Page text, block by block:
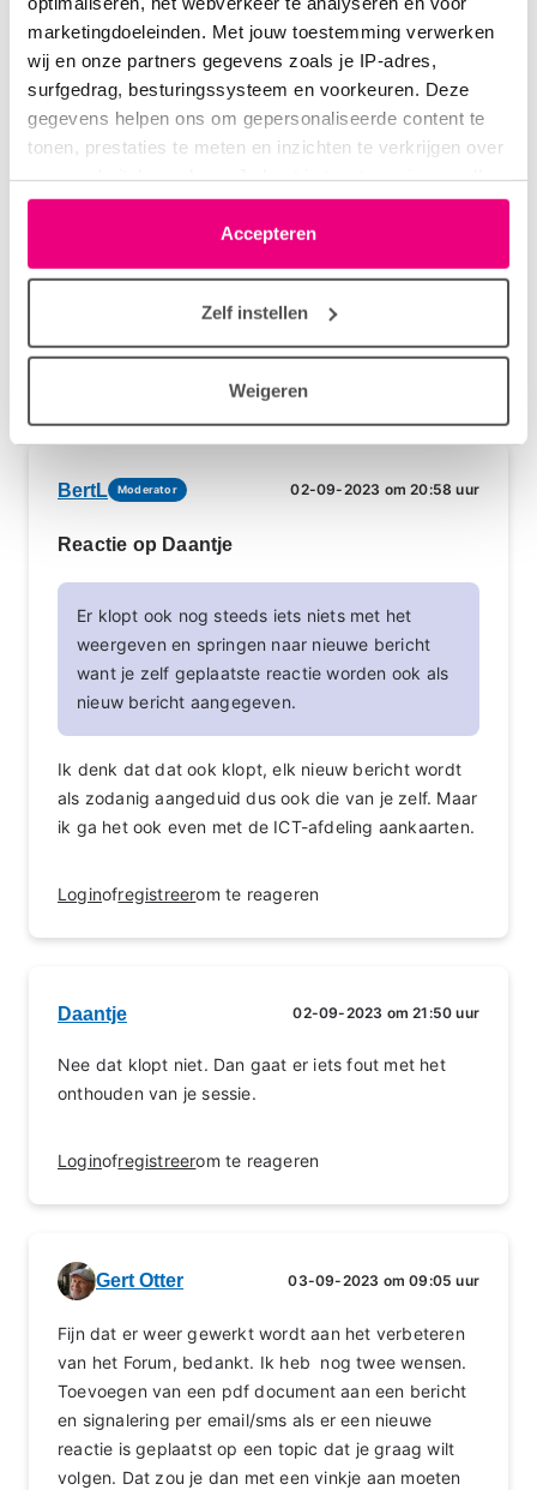
marketingdoeleinden. Met jouw toestemming verwerken
wij en onze partners gegevens zoals je IP-adres,
surfgedrag, besturingssysteem en voorkeuren. Deze
gegevens helpen ons om gepersonaliseerde content te
tonen, prestaties te meten en inzichten te verkrijgen over
moment wijzigen of intrekken via het cookie-icoontje
linksonder elke pagina. De lijst met partners is te vinden
in het tabblad “details”.
Accepteren
Zelf instellen
Weigeren
of om te reageren
weergeven en springen naar nieuwe bericht want je
zelf geplaatste reactie worden ook als nieuw
bericht aangegeven.
BertL Moderator 02-09-2023 om 20:58 uur
Reactie op Daantje
Er klopt ook nog steeds iets niets met het
weergeven en springen naar nieuwe bericht
want je zelf geplaatste reactie worden ook als
nieuw bericht aangegeven.
Ik denk dat dat ook klopt, elk nieuw bericht wordt
als zodanig aangeduid dus ook die van je zelf. Maar
ik ga het ook even met de ICT-afdeling aankaarten.
Loginofregistreerom te reageren
Daantje 02-09-2023 om 21:50 uur
Nee dat klopt niet. Dan gaat er iets fout met het
onthouden van je sessie.
Loginofregistreerom te reageren
Gert Otter 03-09-2023 om 09:05 uur
Fijn dat er weer gewerkt wordt aan het verbeteren
van het Forum, bedankt. Ik heb nog twee wensen.
Toevoegen van een pdf document aan een bericht
en signalering per email/sms als er een nieuwe
reactie is geplaatst op een topic dat je graag wilt
volgen. Dat zou je dan met een vinkje aan moeten